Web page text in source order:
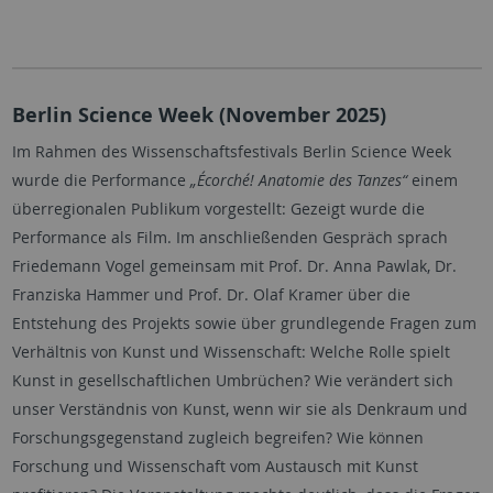
Berlin Science Week (November 2025)
Im Rahmen des Wissenschaftsfestivals Berlin Science Week
wurde die Performance „Écorché! Anatomie des Tanzes“ einem
überregionalen Publikum vorgestellt: Gezeigt wurde die
Performance als Film. Im anschließenden Gespräch sprach
Friedemann Vogel gemeinsam mit Prof. Dr. Anna Pawlak, Dr.
Franziska Hammer und Prof. Dr. Olaf Kramer über die
Entstehung des Projekts sowie über grundlegende Fragen zum
Verhältnis von Kunst und Wissenschaft: Welche Rolle spielt
Kunst in gesellschaftlichen Umbrüchen? Wie verändert sich
unser Verständnis von Kunst, wenn wir sie als Denkraum und
Forschungsgegenstand zugleich begreifen? Wie können
Forschung und Wissenschaft vom Austausch mit Kunst